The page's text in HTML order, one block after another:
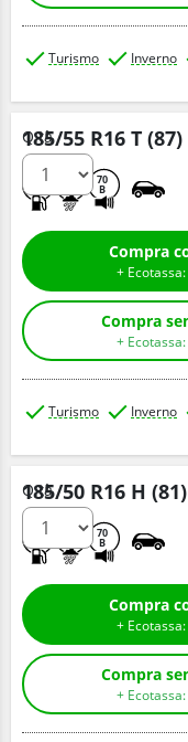
Turismo Inverno
185/55 R16 T (87)
70
B
Q.tà
Turismo Inverno
185/50 R16 H (81)
70
B
Q.tà